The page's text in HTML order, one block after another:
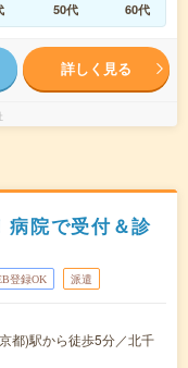
50代 60代
詳しく見る
病院で受付＆診
登録OK 派遣
都)駅から徒歩5分／北千